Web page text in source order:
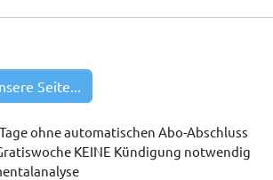
Seite...
ohne automatischen Abo-Abschluss
KEINE Kündigung notwendig